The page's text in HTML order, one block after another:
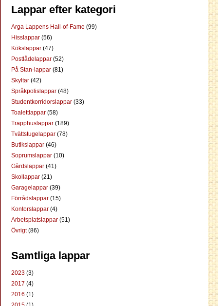
Lappar efter kategori
Arga Lappens Hall-of-Fame (99)
Hisslappar (56)
Kökslappar (47)
Postlådelappar (52)
På Stan-lappar (81)
Skyltar (42)
Språkpolislappar (48)
Studentkorridorslappar (33)
Toalettlappar (58)
Trapphuslappar (189)
Tvättstugelappar (78)
Butikslappar (46)
Soprumslappar (10)
Gårdslappar (41)
Skollappar (21)
Garagelappar (39)
Förrådslappar (15)
Kontorslappar (4)
Arbetsplatslappar (51)
Övrigt(86)
Samtliga lappar
2023 (3)
2017 (4)
2016 (1)